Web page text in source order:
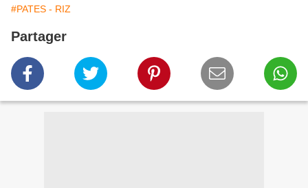
#PATES - RIZ
Partager